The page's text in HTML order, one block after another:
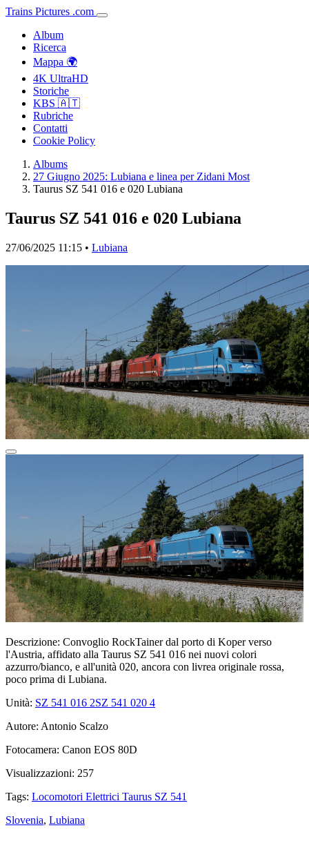
Trains Pictures .com
Album
Ricerca
Mappa 🌍
4K UltraHD
Storiche
KBS 🇦🇹
Rubriche
Contatti
Cookie Policy
Albums
27 Giugno 2025: Lubiana e linea per Zidani Most
Taurus SZ 541 016 e 020 Lubiana
Taurus SZ 541 016 e 020 Lubiana
27/06/2025 11:15 • Lubiana
Descrizione: Convoglio RockTainer dal porto di Koper verso
l'Austria, affidato alla Taurus SZ 541 016 nei nuovi colori
azzurro/bianco, e all'unità 020, ancora con livrea originale rossa,
poco prima di Lubiana.
Unità: SZ 541 016 2SZ 541 020 4
Autore: Antonio Scalzo
Fotocamera: Canon EOS 80D
Visualizzazioni: 257
Tags: Locomotori Elettrici Taurus SZ 541
Slovenia, Lubiana